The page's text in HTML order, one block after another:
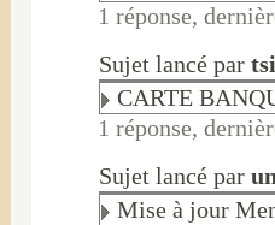
1 réponse,
Sujet lancé par
CARTE
1 réponse,
Sujet lancé par
Mise à jour